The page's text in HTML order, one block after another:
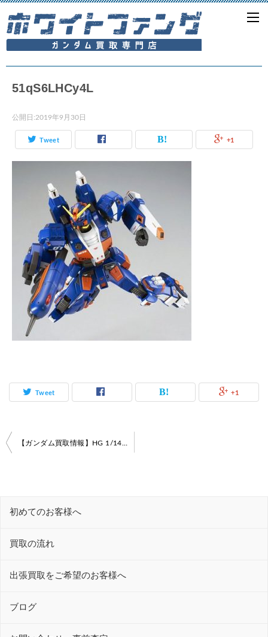
51qS6LHCy4L
公開日:2019年9月30日
Tweet +1
Tweet +1
投
ゲ
ー
ョ
【ガンダム買取情報】HG 1/144 水中型ガンダム プラモデル
初めてのお客様へ
買取の流れ
出張買取をご希望のお客様へ
ブログ